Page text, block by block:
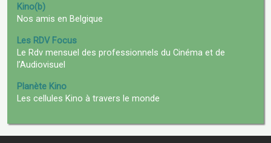
Kino(b)
Nos amis en Belgique
Les RDV Focus
Le Rdv mensuel des professionnels du Cinéma et de
l’Audiovisuel
Planète Kino
Les cellules Kino à travers le monde